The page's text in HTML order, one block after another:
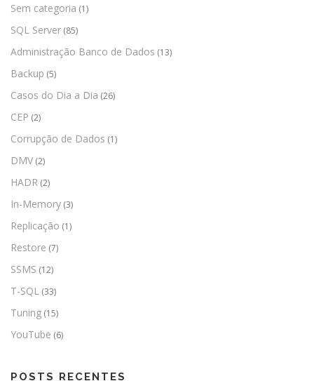
Sem categoria (1)
SQL Server (85)
Administração Banco de Dados (13)
Backup (5)
Casos do Dia a Dia (26)
CEP (2)
Corrupção de Dados (1)
DMV (2)
HADR (2)
In-Memory (3)
Replicação (1)
Restore (7)
SSMS (12)
T-SQL (33)
Tuning (15)
YouTube (6)
POSTS RECENTES